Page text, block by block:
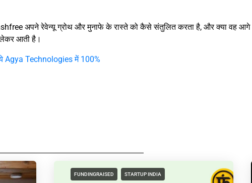
अपने रेवेन्यू ग्रोथ और मुनाफे के रास्ते को कैसे संतुलित करता है, और क्या वह आगे
लेकर आती है।
Agya Technologies में 100%
FUNDINGRAISED STARTUP INDIA